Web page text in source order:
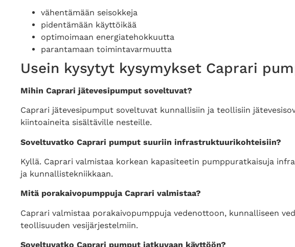
vähentämään seisokkeja
pidentämään käyttöikää
optimoimaan energiatehokkuutta
parantamaan toimintavarmuutta
Usein kysytyt kysymykset Caprari
Mihin Caprari jätevesipumput soveltuvat?
Caprari jätevesipumput soveltuvat kunnallisiin ja teollisiin
kiintoaineita sisältäville nesteille.
Soveltuvatko Caprari pumput suuriin infrastruktuurikohteisiin?
Kyllä. Caprari valmistaa korkean kapasiteetin pumppuratkaisuja
ja kunnallistekniikkaan.
Mitä porakaivopumppuja Caprari valmistaa?
Caprari valmistaa porakaivopumppuja vedenottoon, kunnalliseen
teollisuuden vesijärjestelmiin.
Soveltuvatko Caprari pumput jatkuvaan käyttöön?